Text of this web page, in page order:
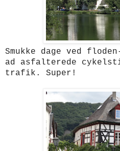
Smukke dage ved
ad asfalterede
trafik. Super!